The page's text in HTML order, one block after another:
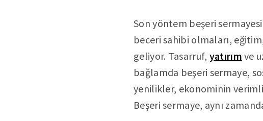
Son yöntem beşeri
beceri sahibi olmaları,
geliyor. Tasarruf, yatırım ve
bağlamda beşeri sermaye,
yenilikler, ekonominin
Beşeri sermaye, aynı